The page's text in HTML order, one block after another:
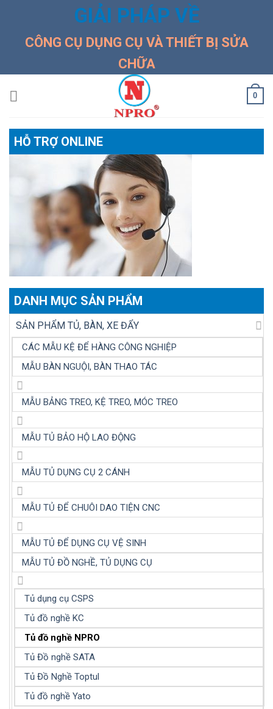
content
GIẢI PHÁP VỀ
CÔNG CỤ DỤNG CỤ VÀ THIẾT BỊ SỬA
CHỮA
0
HỖ TRỢ ONLINE
DANH MỤC SẢN PHẨM
SẢN PHẨM TỦ, BÀN, XE ĐẨY
CÁC MẪU KỆ ĐỂ HÀNG CÔNG NGHIỆP
MẪU BÀN NGUỘI, BÀN THAO TÁC
MẪU BẢNG TREO, KỆ TREO, MÓC TREO
MẪU TỦ BẢO HỘ LAO ĐỘNG
MẪU TỦ DỤNG CỤ 2 CÁNH
MẪU TỦ ĐỂ CHUÔI DAO TIỆN CNC
MẪU TỦ ĐỂ DỤNG CỤ VỆ SINH
MẪU TỦ ĐỒ NGHỀ, TỦ DỤNG CỤ
Tủ dụng cụ CSPS
Tủ đồ nghề KC
Tủ đồ nghề NPRO
Tủ Đồ nghề SATA
Tủ Đồ Nghề Toptul
Tủ đồ nghề Yato